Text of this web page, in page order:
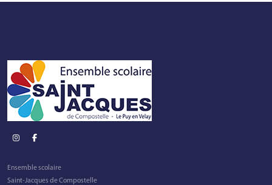
Ensemble scolaire
Saint-Jacques de Compostelle